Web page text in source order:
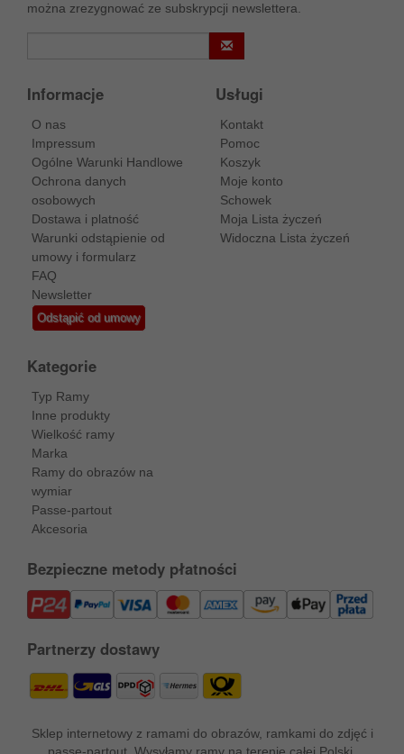
można zrezygnować ze subskrypcji newslettera.
Informacje
O nas
Impressum
Ogólne Warunki Handlowe
Ochrona danych
osobowych
Dostawa i platność
Warunki odstąpienie od
umowy i formularz
FAQ
Newsletter
Odstąpić od umowy
Usługi
Kontakt
Pomoc
Koszyk
Moje konto
Schowek
Moja Lista życzeń
Widoczna Lista życzeń
Kategorie
Typ Ramy
Inne produkty
Wielkość ramy
Marka
Ramy do obrazów na
wymiar
Passe-partout
Akcesoria
Bezpieczne metody płatności
Partnerzy dostawy
Sklep internetowy z ramami do obrazów, ramkami do zdjęć i
passe-partout. Wysyłamy ramy na terenie całej Polski.